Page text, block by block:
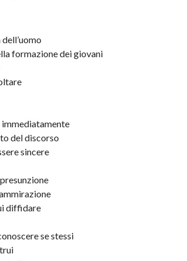
formazione dei giovani
del discorso
sincere
diffidare
se stessi